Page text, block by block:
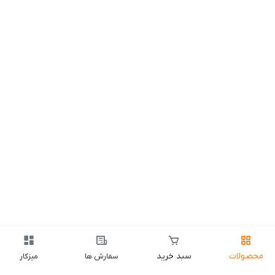
محصولات سبد خرید سفارش ها میزکار